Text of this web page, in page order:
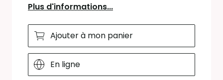
Plus d'informations...
Ajouter à mon panier
En ligne